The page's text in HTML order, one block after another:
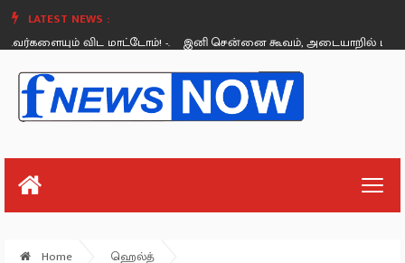
LATEST NEWS :
விட மாட்டோம்! -.
இனி சென்னை கூவம், அடையாறில் படகு
Friday, August 26
Home ஹெல்த்